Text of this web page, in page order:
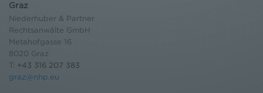
Graz
Niederhuber & Partner
Rechtsanwälte GmbH
Metahofgasse 16
8020 Graz
T: +43 316 207 383
graz@nhp.eu